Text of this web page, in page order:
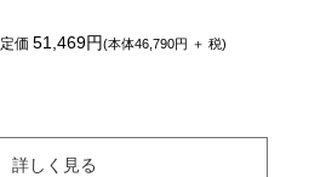
定価51,469円(本体46,790円 ＋ 税)
詳しく見る